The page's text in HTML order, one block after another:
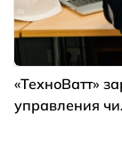
«ТехноВатт»
управления